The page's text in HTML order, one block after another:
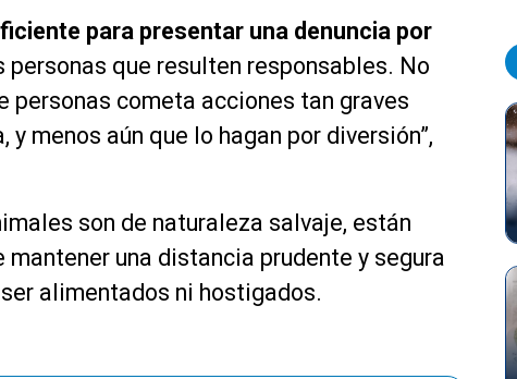
e
e
c
r
r
para presentar una denuncia por
personas que resulten responsables. No
personas cometa acciones tan graves
menos aún que lo hagan por diversión”,
son de naturaleza salvaje, están
una distancia prudente y segura
alimentados ni hostigados.